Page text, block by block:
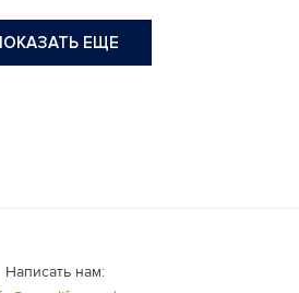
ЕЩЕ
Написать нам: